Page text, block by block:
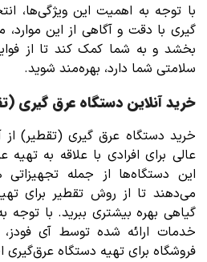
با توجه به اهمیت این ویژگی‌ها،
گیری با دقت و آگاهی از این موارد،
بخشد و به شما کمک کند تا از
سلامتی شما دارد، بهره‌مند شوید.
خرید آنلاین دستگاه عرق گیری
خرید دستگاه عرق گیری (تقطیر) از
عالی برای افرادی با علاقه به
این دستگاه‌ها از جمله
می‌دهند تا از روش تقطیر برای
گیاهی بهره بیشتری ببرید. با
خدمات ارائه شده توسط آی
فروشگاه برای تهیه دستگاه